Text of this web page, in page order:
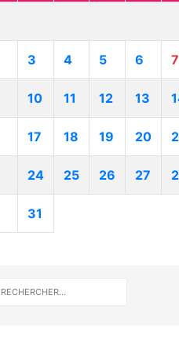
3 4 5 6 7
10 11 12 13
17 18 19 20
24 25 26 27
31